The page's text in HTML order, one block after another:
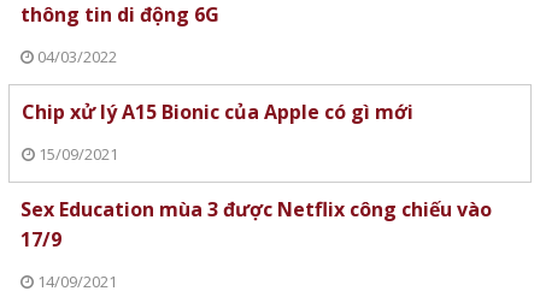
thông tin di động 6G
04/03/2022
Chip xử lý A15 Bionic của Apple có gì mới
15/09/2021
Sex Education mùa 3 được Netflix công chiếu vào
17/9
14/09/2021